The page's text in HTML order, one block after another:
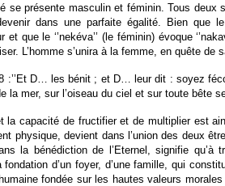
se présente masculin et féminin. Tous deux
dans une parfaite égalité. Bien que le
et que le ‘’nekéva’’ (le féminin) évoque
L’homme s’unira à la femme, en quête
:’’Et D… les bénit ; et D… leur dit : soyez
la mer, sur l’oiseau du ciel et sur toute bête
la capacité de fructifier et de multiplier est
physique, devient dans l’union des deux
la bénédiction de l’Eternel, signifie
d’un foyer, d’une famille, qui
humaine fondée sur les hautes valeurs